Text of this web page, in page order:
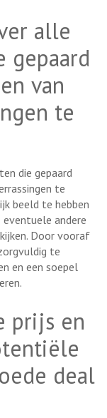
alle
gepaard
van
te
die gepaard
te
beeld te hebben
andere
Door vooraf
te
en een soepel
prijs en
deal